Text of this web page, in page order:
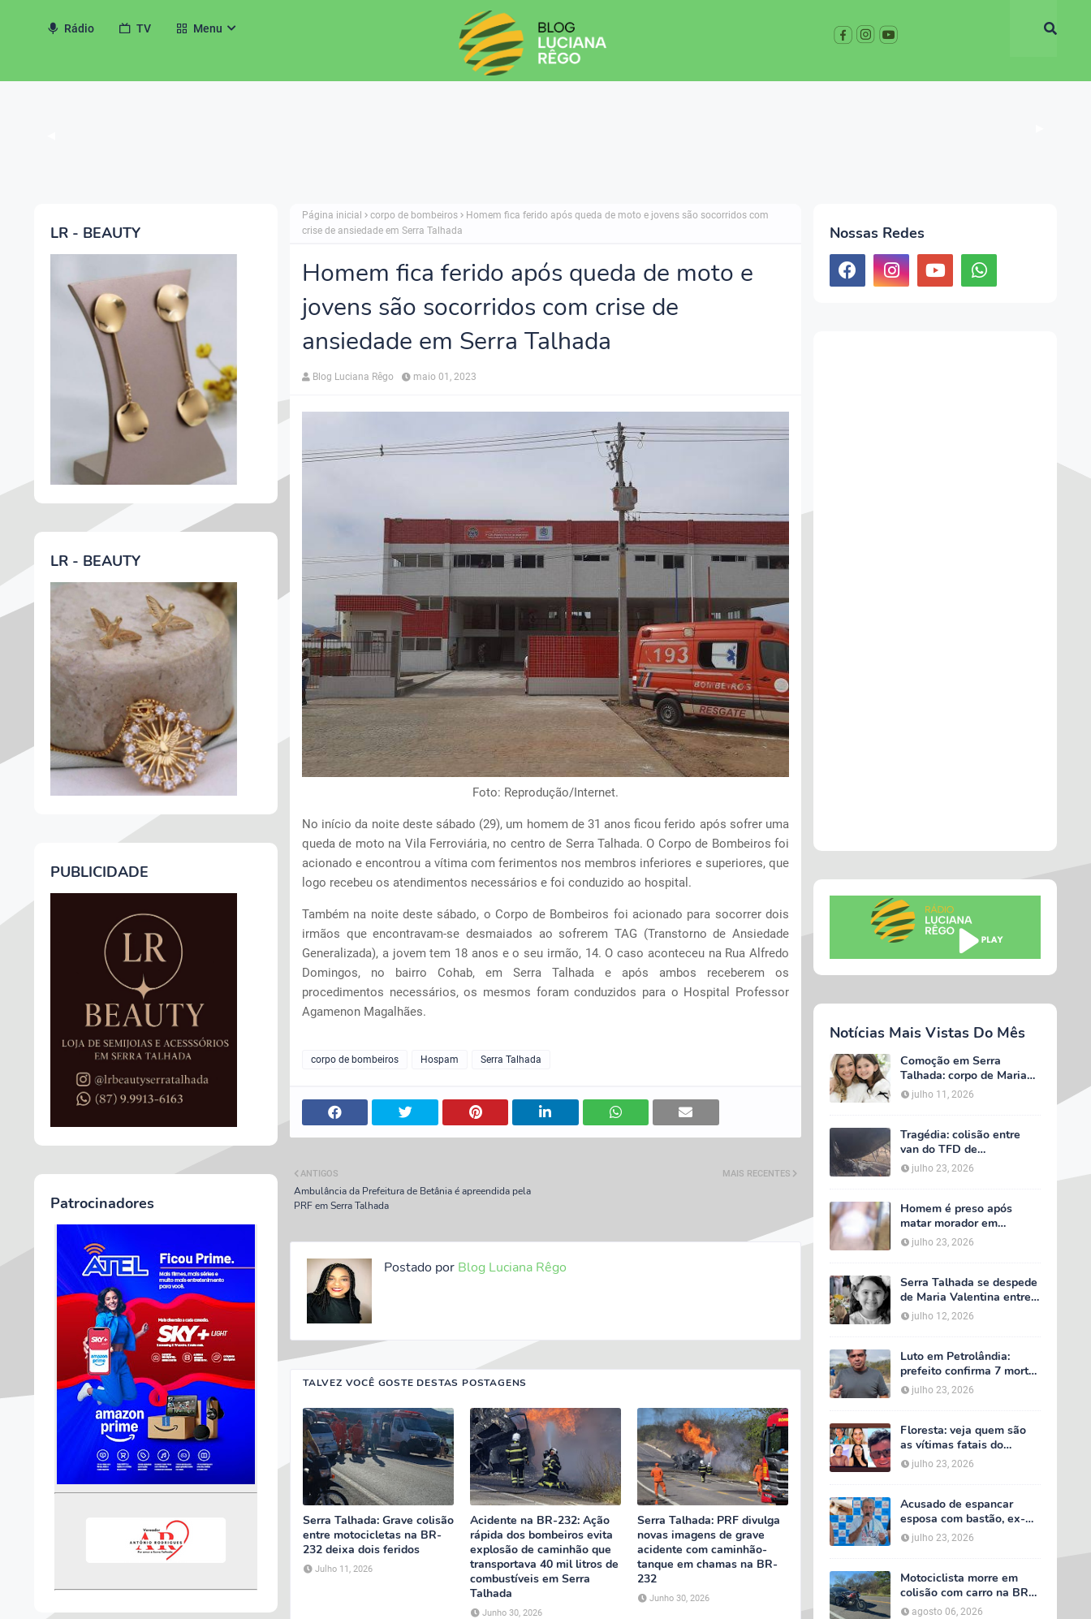
Rádio TV Menu
LR - BEAUTY
LR - BEAUTY
PUBLICIDADE
Patrocinadores
Página inicial corpo de bombeiros
Homem fica ferido após queda de moto e jovens são socorridos com
crise de ansiedade em Serra Talhada
Homem fica ferido após queda de moto e
jovens são socorridos com crise de
ansiedade em Serra Talhada
Blog Luciana Rêgo maio 01, 2023
Foto: Reprodução/Internet.
No início da noite deste sábado (29), um homem de 31 anos ficou ferido após sofrer uma
queda de moto na Vila Ferroviária, no centro de Serra Talhada. O Corpo de Bombeiros foi
acionado e encontrou a vítima com ferimentos nos membros inferiores e superiores, que
logo recebeu os atendimentos necessários e foi conduzido ao hospital.
Também na noite deste sábado, o Corpo de Bombeiros foi acionado para socorrer dois
irmãos que encontravam-se desmaiados ao sofrerem TAG (Transtorno de Ansiedade
Generalizada), a jovem tem 18 anos e o seu irmão, 14. O caso aconteceu na Rua Alfredo
Domingos, no bairro Cohab, em Serra Talhada e após ambos receberem os
procedimentos necessários, os mesmos foram conduzidos para o Hospital Professor
Agamenon Magalhães.
corpo de bombeiros Hospam Serra Talhada
MAIS RECENTES
ANTIGOS
Ambulância da Prefeitura de Betânia é apreendida pela
PRF em Serra Talhada
Postado por Blog Luciana Rêgo
TALVEZ VOCÊ GOSTE DESTAS POSTAGENS
Serra Talhada: Grave colisão
entre motocicletas na BR-
232 deixa dois feridos
Julho 11, 2026
Acidente na BR-232: Ação
rápida dos bombeiros evita
explosão de caminhão que
transportava 40 mil litros de
combustíveis em Serra
Talhada
Junho 30, 2026
Serra Talhada: PRF divulga
novas imagens de grave
acidente com caminhão-
tanque em chamas na BR-
232
Junho 30, 2026
Nossas Redes
Notícias Mais Vistas Do Mês
Comoção em Serra
Talhada: corpo de Maria
Valentina é liberado e
velório começa às 5h
julho 11, 2026
Tragédia: colisão entre
van do TFD de
Petrolândia e caminhão
deixa sete mortos em
julho 23, 2026
Homem é preso após
matar morador em
situação de rua e espalhar
sal sobre o corpo em
julho 23, 2026
Serra Talhada se despede
de Maria Valentina entre
lágrimas, louvores e uma
multidão que caminhou ao
julho 12, 2026
Luto em Petrolândia:
prefeito confirma 7 mortes
e 4 feridos em tragédia
com van do TFD e decreta
julho 23, 2026
Floresta: veja quem são
as vítimas fatais do
acidente entre van do TFD
e caminhão na PE-360
julho 23, 2026
Acusado de espancar
esposa com bastão, ex-
secretário de Calumbi
será julgado por tentativa
julho 23, 2026
Motociclista morre em
colisão com carro na BR-
232, em Serra Talhada
agosto 06, 2026